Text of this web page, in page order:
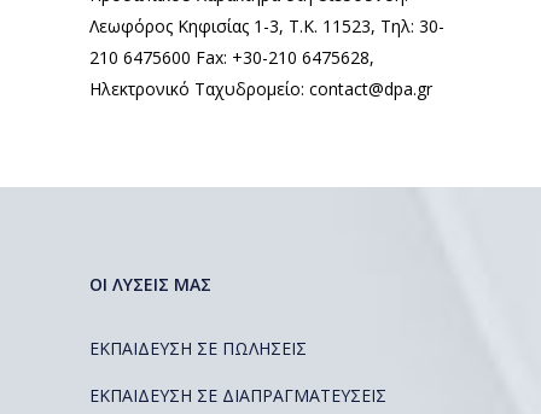
Λεωφόρος Κηφισίας 1-3, Τ.Κ. 11523, Τηλ: 30-
210 6475600 Fax: +30-210 6475628,
Ηλεκτρονικό Ταχυδρομείο: contact@dpa.gr
ΟΙ ΛΥΣΕΙΣ ΜΑΣ
ΕΚΠΑΙΔΕΥΣΗ ΣΕ ΠΩΛΗΣΕΙΣ
ΕΚΠΑΙΔΕΥΣΗ ΣΕ ΔΙΑΠΡΑΓΜΑΤΕΥΣΕΙΣ